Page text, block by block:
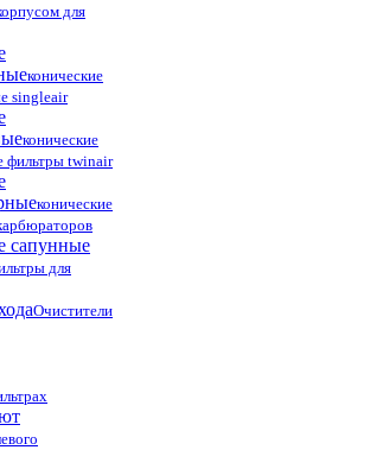
для
конические
singleair
конические
фильтры twinair
конические
сапунные
для
Очистители